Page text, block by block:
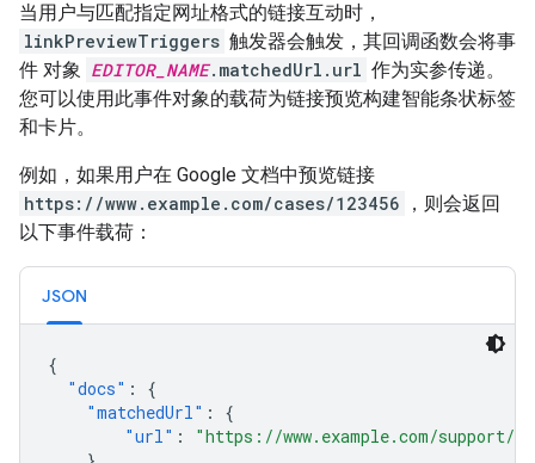
当用户与匹配指定网址格式的链接互动时，
linkPreviewTriggers 触发器会触发，其回调函数会将事
件 对象 EDITOR_NAME.matchedUrl.url 作为实参传递。
您可以使用此事件对象的载荷为链接预览构建智能条状标签
和卡片。
例如，如果用户在 Google 文档中预览链接
https://www.example.com/cases/123456
，则会返回
以下事件载荷：
JSON
{
"docs" :
{
"matchedUrl" :
{
"url" :
"https://www.example.com/support/